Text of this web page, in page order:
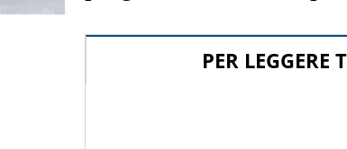
PER LEGGERE